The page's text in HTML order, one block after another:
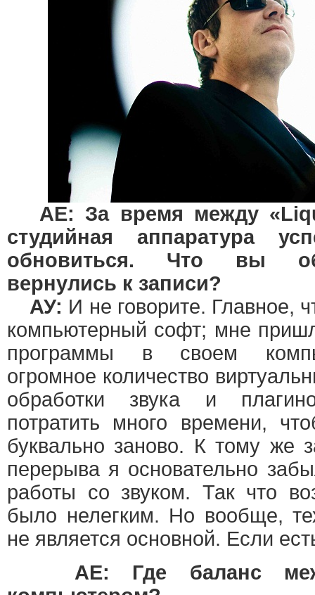
AE: За время между
студийная аппаратура
обновиться. Что вы
вернулись к записи?
АУ: И не говорите. Главное,
компьютерный софт; мне
программы в своем
огромное количество
обработки звука и
потратить много времени,
буквально заново. К тому же
перерыва я основательно
работы со звуком. Так что
было нелегким. Но вообще,
не является основной. Если
AE: Где баланс